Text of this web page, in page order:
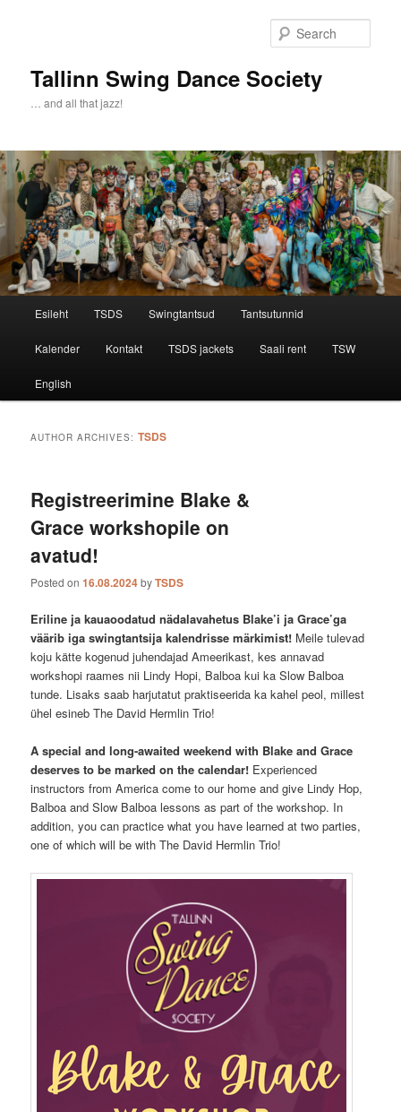
Tallinn Swing Dance Society
… and all that jazz!
Skip to primary content
Skip to secondary content
Esileht TSDS Swingtantsud Tantsutunnid
Kalender Kontakt TSDS jackets Saali rent TSW
English
AUTHOR ARCHIVES:TSDS
Registreerimine Blake &
Grace workshopile on
avatud!
Posted on16.08.2024byTSDS
Eriline ja kauaoodatud nädalavahetus Blake’i ja Grace’ga
väärib iga swingtantsija kalendrisse märkimist! Meile tulevad
koju kätte kogenud juhendajad Ameerikast, kes annavad
workshopi raames nii Lindy Hopi, Balboa kui ka Slow Balboa
tunde. Lisaks saab harjutatut praktiseerida ka kahel peol, millest
ühel esineb The David Hermlin Trio!
A special and long-awaited weekend with Blake and Grace
deserves to be marked on the calendar! Experienced
instructors from America come to our home and give Lindy Hop,
Balboa and Slow Balboa lessons as part of the workshop. In
addition, you can practice what you have learned at two parties,
one of which will be with The David Hermlin Trio!